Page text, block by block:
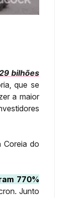
bilhões
que se
a maior
Coreia do
770%
Junto